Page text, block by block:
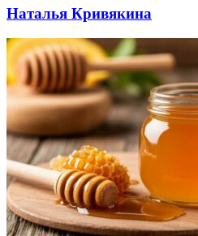
Наталья Кривякина